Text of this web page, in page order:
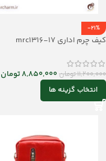
-21%
کیف چرم اداری mrc1316-17
11,200,000تومان8,850,000تومان
انتخاب گزینه ها